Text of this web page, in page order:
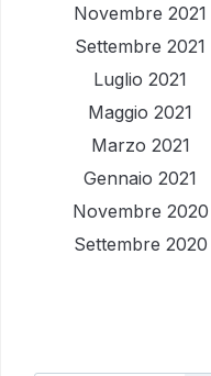
Novembre 2021
Settembre 2021
Luglio 2021
Maggio 2021
Marzo 2021
Gennaio 2021
Novembre 2020
Settembre 2020